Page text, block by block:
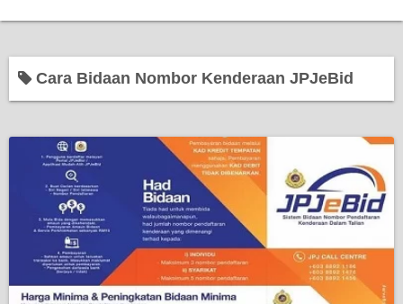
Cara Bidaan Nombor Kenderaan JPJeBid